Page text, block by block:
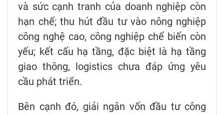
và sức cạnh tranh của doanh nghiệp còn
hạn chế; thu hút đầu tư vào nông nghiệp
công nghệ cao, công nghiệp chế biến còn
yếu; kết cấu hạ tầng, đặc biệt là hạ tầng
giao thông, logistics chưa đáp ứng yêu
cầu phát triển.
Bên cạnh đó, giải ngân vốn đầu tư công